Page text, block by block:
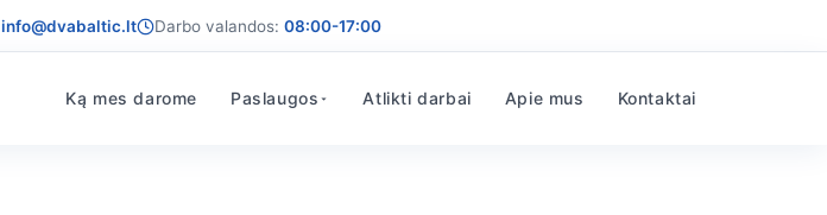
info@dvabaltic.lt Darbo valandos: 08:00-17:00
Ką mes darome Paslaugos Atlikti darbai Apie mus Kontaktai